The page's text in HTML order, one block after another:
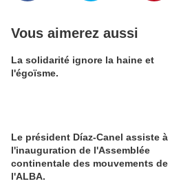
Vous aimerez aussi
La solidarité ignore la haine et
l'égoïsme.
Le président Díaz-Canel assiste à
l'inauguration de l'Assemblée
continentale des mouvements de
l'ALBA.